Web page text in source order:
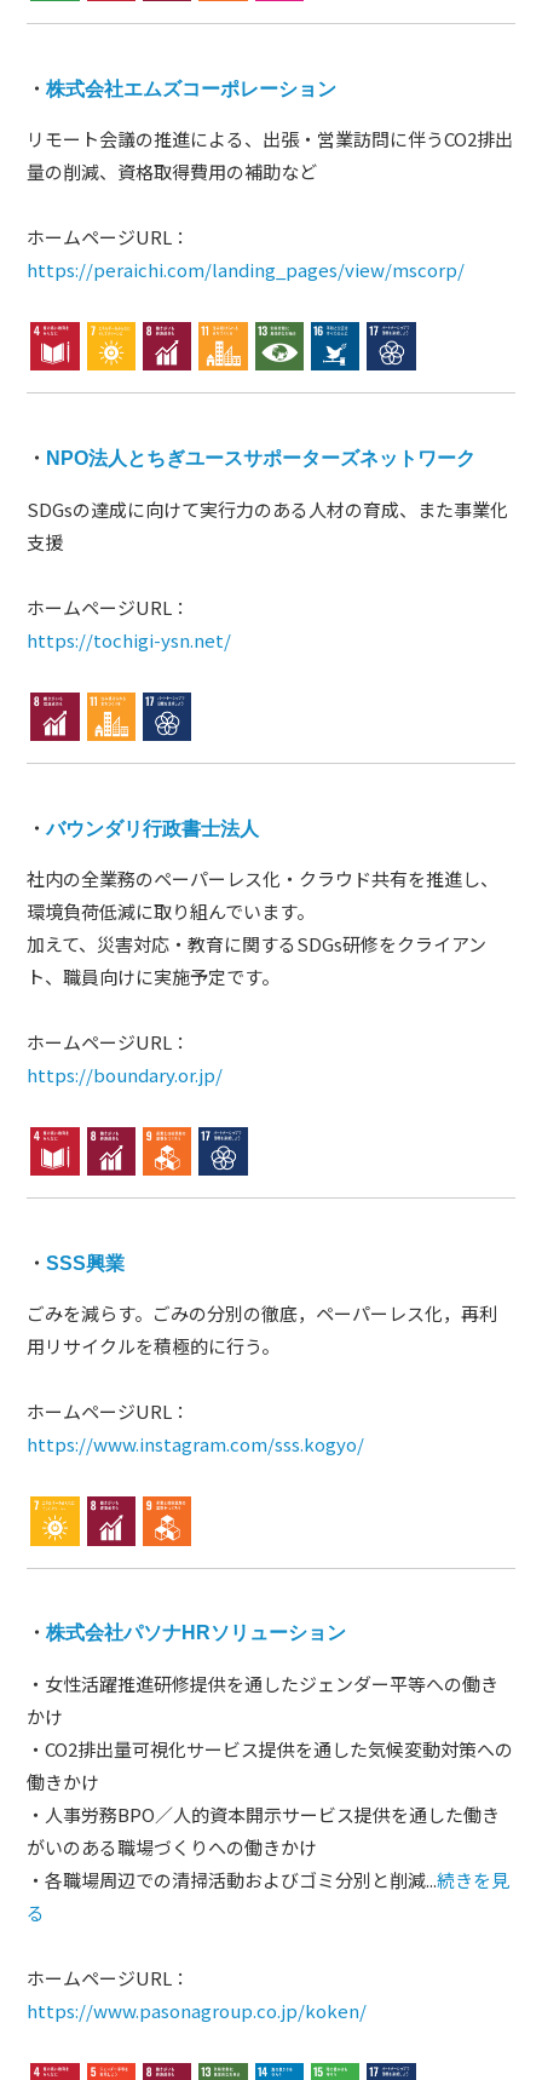
・株式会社エムズコーポレーション
リモート会議の推進による、出張・営業訪問に伴うCO2排出
量の削減、資格取得費用の補助など
ホームページURL：
https://peraichi.com/landing_pages/view/mscorp/
・ NPO法人とちぎユースサポーターズネットワーク
SDGsの達成に向けて実行力のある人材の育成、また事業化
支援
ホームページURL：
https://tochigi-ysn.net/
・バウンダリ行政書士法人
社内の全業務のペーパーレス化・クラウド共有を推進し、
環境負荷低減に取り組んでいます。
加えて、災害対応・教育に関するSDGs研修をクライアン
ト、職員向けに実施予定です。
ホームページURL：
https://boundary.or.jp/
・SSS興業
ごみを減らす。ごみの分別の徹底，ペーパーレス化，再利
用リサイクルを積極的に行う。
ホームページURL：
https://www.instagram.com/sss.kogyo/
・株式会社パソナHRソリューション
・女性活躍推進研修提供を通したジェンダー平等への働き
かけ
・CO2排出量可視化サービス提供を通した気候変動対策への
働きかけ
・人事労務BPO／人的資本開示サービス提供を通した働き
がいのある職場づくりへの働きかけ
・各職場周辺での清掃活動およびゴミ分別と削減...続きを見
る
ホームページURL：
https://www.pasonagroup.co.jp/koken/